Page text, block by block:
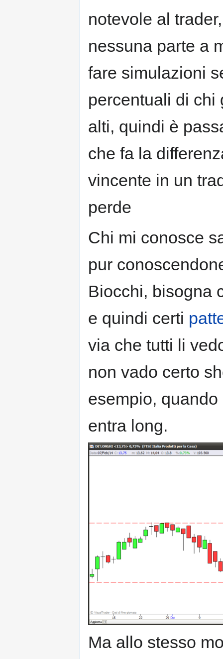
notevole al
nessuna parte a
fare simulazioni
percentuali di chi
alti, quindi è
che fa la
vincente in un
perde
Chi mi conosce
pur
Biocchi, bisogna
e quindi certi
via che tutti li
non vado certo
esempio,
entra long.
Ma allo stesso